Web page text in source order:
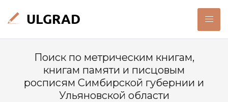
Поиск по метрическим книгам,
книгам памяти и писцовым
росписям Симбирской губернии и
Ульяновской области